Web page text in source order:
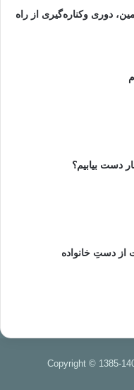
دوری وکناره‌گیری از راه
دست بیابیم؟
دستِ خانواده
Copyright © 1385-